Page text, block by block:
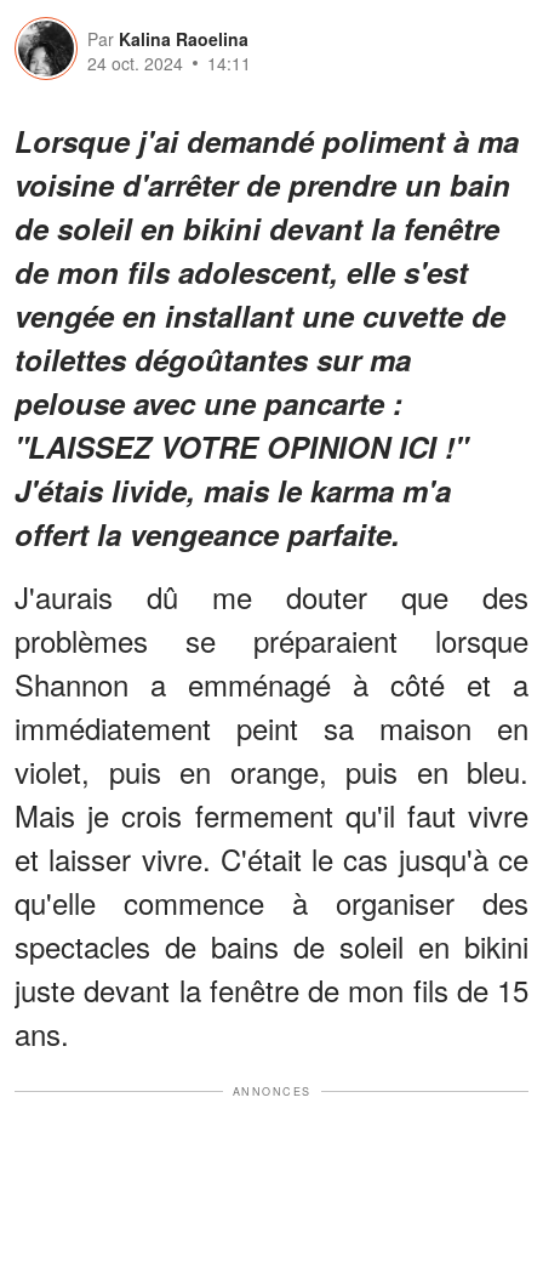
Par Kalina Raoelina
24 oct. 2024
14:11
Lorsque j'ai demandé poliment à ma
voisine d'arrêter de prendre un bain
de soleil en bikini devant la fenêtre
de mon fils adolescent, elle s'est
vengée en installant une cuvette de
toilettes dégoûtantes sur ma
pelouse avec une pancarte :
"LAISSEZ VOTRE OPINION ICI !"
J'étais livide, mais le karma m'a
offert la vengeance parfaite.
J'aurais dû me douter que des
problèmes se préparaient lorsque
Shannon a emménagé à côté et a
immédiatement peint sa maison en
violet, puis en orange, puis en bleu.
Mais je crois fermement qu'il faut vivre
et laisser vivre. C'était le cas jusqu'à ce
qu'elle commence à organiser des
spectacles de bains de soleil en bikini
juste devant la fenêtre de mon fils de 15
ans.
ANNONCES